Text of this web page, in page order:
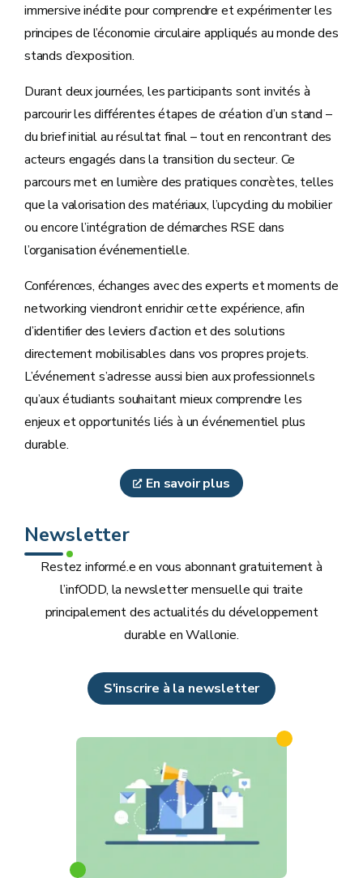
immersive inédite pour comprendre et expérimenter les
principes de l’économie circulaire appliqués au monde des
stands d’exposition.
Durant deux journées, les participants sont invités à
parcourir les différentes étapes de création d’un stand –
du brief initial au résultat final – tout en rencontrant des
acteurs engagés dans la transition du secteur. Ce
parcours met en lumière des pratiques concrètes, telles
que la valorisation des matériaux, l’upcycling du mobilier
ou encore l’intégration de démarches RSE dans
l’organisation événementielle.
Conférences, échanges avec des experts et moments de
networking viendront enrichir cette expérience, afin
d’identifier des leviers d’action et des solutions
directement mobilisables dans vos propres projets.
L’événement s’adresse aussi bien aux professionnels
qu’aux étudiants souhaitant mieux comprendre les
enjeux et opportunités liés à un événementiel plus
durable.
En savoir plus
Newsletter
Restez informé.e en vous abonnant gratuitement à
l’infODD, la newsletter mensuelle qui traite
principalement des actualités du développement
durable en Wallonie.
S'inscrire à la newsletter